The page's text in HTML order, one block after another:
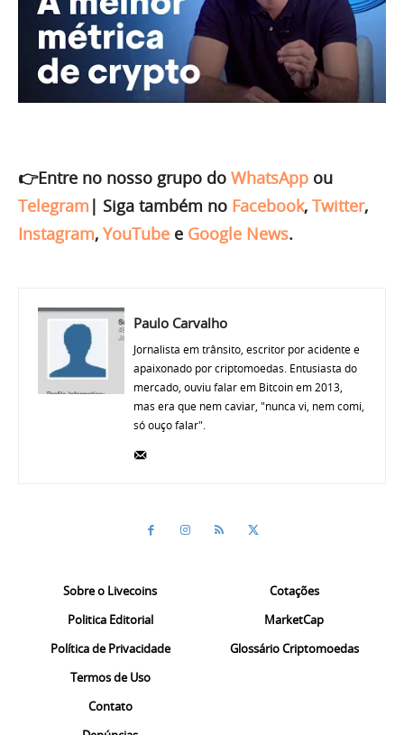
👉Entre no nosso grupo do WhatsApp ou
Telegram | Siga também no Facebook, Twitter,
Instagram, YouTube e Google News.
Paulo Carvalho
Jornalista em trânsito, escritor por acidente e
apaixonado por criptomoedas. Entusiasta do
mercado, ouviu falar em Bitcoin em 2013,
mas era que nem caviar, "nunca vi, nem comi,
só ouço falar".
Sobre o Livecoins
Politica Editorial
Política de Privacidade
Termos de Uso
Contato
Cotações
MarketCap
Glossário Criptomoedas